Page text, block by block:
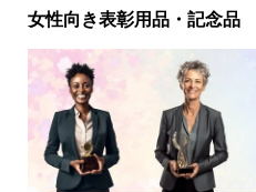
女性向き表彰用品・記念品